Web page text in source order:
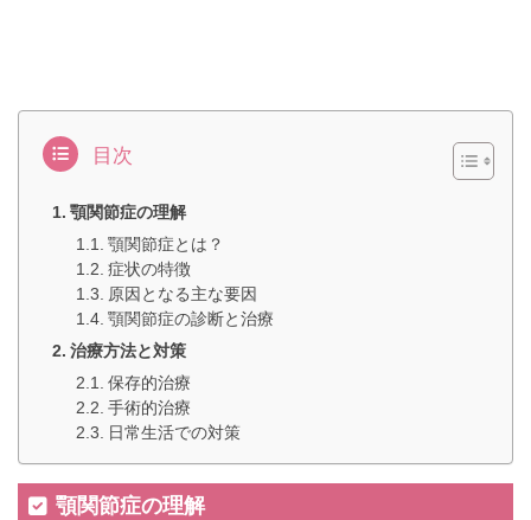
目次
顎関節症の理解
顎関節症とは？
症状の特徴
原因となる主な要因
顎関節症の診断と治療
治療方法と対策
保存的治療
手術的治療
日常生活での対策
顎関節症の理解